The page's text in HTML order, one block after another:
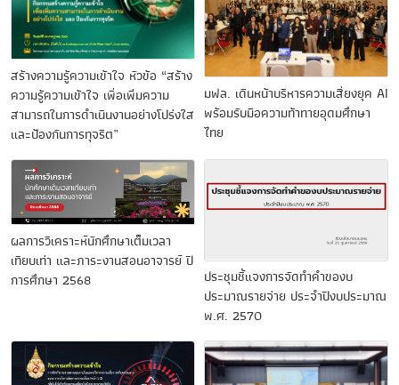
สร้างความรู้ความเข้าใจ หัวข้อ “สร้าง
ความรู้ความเข้าใจ เพื่อเพิ่มความ
สามารถในการดำเนินงานอย่างโปร่งใส
และป้องกันการทุจริต”
มฟล. เดินหน้าบริหารความเสี่ยงยุค AI
พร้อมรับมือความท้าทายอุดมศึกษา
ไทย
ผลการวิเคราะห์นักศึกษาเต็มเวลา
เทียบเท่า และภาระงานสอนอาจารย์ ปี
การศึกษา 2568
ประชุมชี้แจงการจัดทำคำของบ
ประมาณรายจ่าย ประจำปีงบประมาณ
พ.ศ. 2570